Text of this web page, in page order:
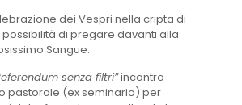
dei Vespri nella cripta di
possibilità di pregare davanti alla
Sangue.
senza filtri”incontro
pastorale (ex seminario) per